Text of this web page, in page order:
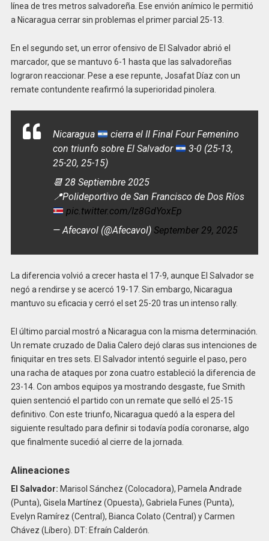
línea de tres metros salvadoreña. Ese envión anímico le permitió
a Nicaragua cerrar sin problemas el primer parcial 25-13.
En el segundo set, un error ofensivo de El Salvador abrió el
marcador, que se mantuvo 6-1 hasta que las salvadoreñas
lograron reaccionar. Pese a ese repunte, Josafat Díaz con un
remate contundente reafirmó la superioridad pinolera.
Nicaragua
cierra el II Final Four Femenino
con triunfo sobre El Salvador
3-0 (25-13,
25-20, 25-15)
📆 28 Septiembre 2025
📍Polideportivo de San Francisco de Dos Ríos
pic.twitter.com/Iz8GdYoxEp
— Afecavol (@Afecavol) September 29, 2025
La diferencia volvió a crecer hasta el 17-9, aunque El Salvador se
negó a rendirse y se acercó 19-17. Sin embargo, Nicaragua
mantuvo su eficacia y cerró el set 25-20 tras un intenso rally.
El último parcial mostró a Nicaragua con la misma determinación.
Un remate cruzado de Dalia Calero dejó claras sus intenciones de
finiquitar en tres sets. El Salvador intentó seguirle el paso, pero
una racha de ataques por zona cuatro estableció la diferencia de
23-14. Con ambos equipos ya mostrando desgaste, fue Smith
quien sentenció el partido con un remate que selló el 25-15
definitivo. Con este triunfo, Nicaragua quedó a la espera del
siguiente resultado para definir si todavía podía coronarse, algo
que finalmente sucedió al cierre de la jornada.
Alineaciones
El Salvador: Marisol Sánchez (Colocadora), Pamela Andrade
(Punta), Gisela Martínez (Opuesta), Gabriela Funes (Punta),
Evelyn Ramírez (Central), Bianca Colato (Central) y Carmen
Chávez (Líbero). DT: Efraín Calderón.